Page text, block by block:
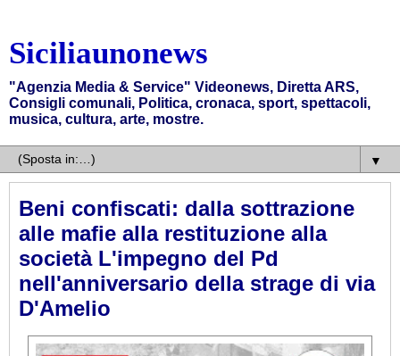
Siciliaunonews
"Agenzia Media & Service" Videonews, Diretta ARS,
Consigli comunali, Politica, cronaca, sport, spettacoli,
musica, cultura, arte, mostre.
▼
Beni confiscati: dalla sottrazione
alle mafie alla restituzione alla
società L'impegno del Pd
nell'anniversario della strage di via
D'Amelio